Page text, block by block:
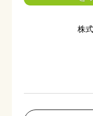
株